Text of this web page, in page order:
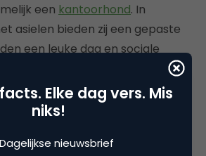
een kantoorhond. In
asielen bieden zij een gepaste
een leuke dag en sociale
de medewerkers ontspanning
of gezelschap van de hond. Uit
dat contact met honden
veel voorkomende probleem op
Elke dag vers. Mis
niks!
Dagelijkse nieuwsbrief